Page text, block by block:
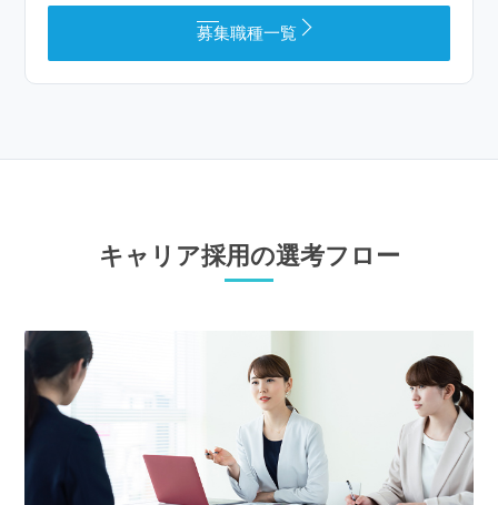
募集職種一覧
キャリア採用の選考フロー